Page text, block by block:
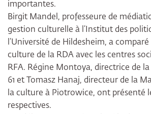
importantes.
Birgit Mandel, professeure de
gestion culturelle à l’Institut des
l’Université de Hildesheim, a
culture de la RDA avec les centres
RFA. Régine Montoya, directrice de
61 et Tomasz Hanaj, directeur de la
la culture à Piotrowice, ont présenté
respectives.